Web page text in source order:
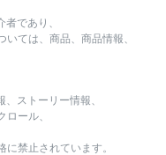
であり、
ては、商品、商品情報、
ストーリー情報、
ール、
禁止されています。